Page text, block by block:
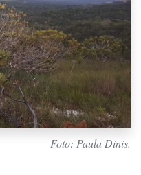
Foto: Paula Dinis.